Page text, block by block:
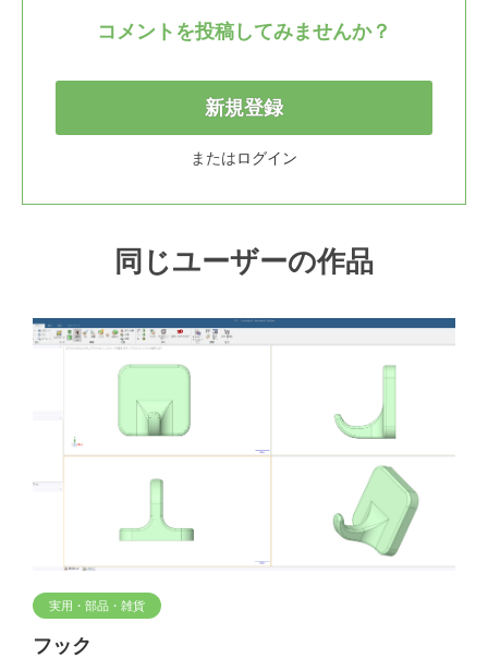
コメントを投稿してみませんか？
新規登録
またはログイン
同じユーザーの作品
実用・部品・雑貨
フック